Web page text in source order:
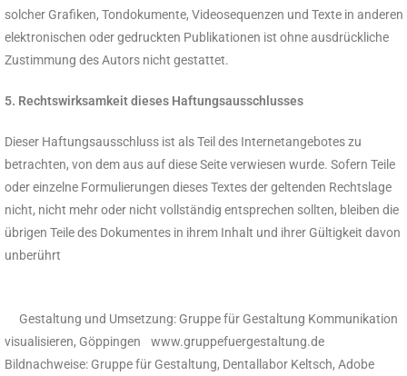
solcher Grafiken, Tondokumente, Videosequenzen und Texte in anderen
elektronischen oder gedruckten Publikationen ist ohne ausdrückliche
Zustimmung des Autors nicht gestattet.
5. Rechtswirksamkeit dieses Haftungsausschlusses
Dieser Haftungsausschluss ist als Teil des Internetangebotes zu
betrachten, von dem aus auf diese Seite verwiesen wurde. Sofern Teile
oder einzelne Formulierungen dieses Textes der geltenden Rechtslage
nicht, nicht mehr oder nicht vollständig entsprechen sollten, bleiben die
übrigen Teile des Dokumentes in ihrem Inhalt und ihrer Gültigkeit davon
unberührt
Gestaltung und Umsetzung: Gruppe für Gestaltung Kommunikation
visualisieren, Göppingen www.gruppefuergestaltung.de
Bildnachweise: Gruppe für Gestaltung, Dentallabor Keltsch, Adobe